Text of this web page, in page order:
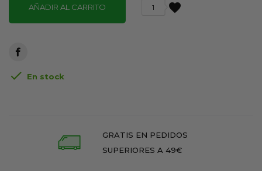
AÑADIR AL CARRITO favorite
1
 En stock
GRATIS EN PEDIDOS
SUPERIORES A 49€